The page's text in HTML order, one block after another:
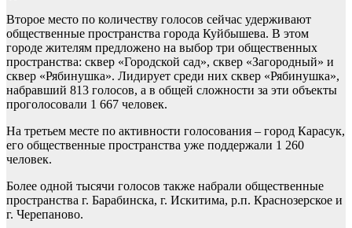
Второе место по количеству голосов сейчас удерживают
общественные пространства города Куйбышева. В этом
городе жителям предложено на выбор три общественных
пространства: сквер «Городской сад», сквер «Загородный» и
сквер «Рябинушка». Лидирует среди них сквер «Рябинушка»,
набравший 813 голосов, а в общей сложности за эти объекты
проголосовали 1 667 человек.
На третьем месте по активности голосования – город Карасук,
его общественные пространства уже поддержали 1 260
человек.
Более одной тысячи голосов также набрали общественные
пространства г. Барабинска, г. Искитима, р.п. Краснозерское и
г. Черепаново.